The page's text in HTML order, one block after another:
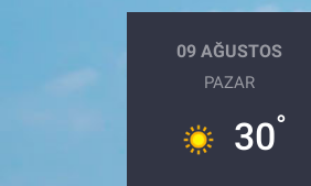
09 AĞUSTOS
PAZAR
30°